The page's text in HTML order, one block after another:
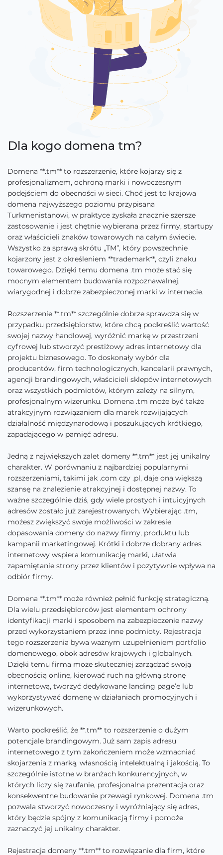
Dla kogo domena tm?
Domena **.tm** to rozszerzenie, które kojarzy się z
profesjonalizmem, ochroną marki i nowoczesnym
podejściem do obecności w sieci. Choć jest to krajowa
domena najwyższego poziomu przypisana
Turkmenistanowi, w praktyce zyskała znacznie szersze
zastosowanie i jest chętnie wybierana przez firmy, startupy
oraz właścicieli znaków towarowych na całym świecie.
Wszystko za sprawą skrótu „TM”, który powszechnie
kojarzony jest z określeniem **trademark**, czyli znaku
towarowego. Dzięki temu domena .tm może stać się
mocnym elementem budowania rozpoznawalnej,
wiarygodnej i dobrze zabezpieczonej marki w internecie.
Rozszerzenie **.tm** szczególnie dobrze sprawdza się w
przypadku przedsiębiorstw, które chcą podkreślić wartość
swojej nazwy handlowej, wyróżnić markę w przestrzeni
cyfrowej lub stworzyć prestiżowy adres internetowy dla
projektu biznesowego. To doskonały wybór dla
producentów, firm technologicznych, kancelarii prawnych,
agencji brandingowych, właścicieli sklepów internetowych
oraz wszystkich podmiotów, którym zależy na silnym,
profesjonalnym wizerunku. Domena .tm może być także
atrakcyjnym rozwiązaniem dla marek rozwijających
działalność międzynarodową i poszukujących krótkiego,
zapadającego w pamięć adresu.
Jedną z największych zalet domeny **.tm** jest jej unikalny
charakter. W porównaniu z najbardziej popularnymi
rozszerzeniami, takimi jak .com czy .pl, daje ona większą
szansę na znalezienie atrakcyjnej i dostępnej nazwy. To
ważne szczególnie dziś, gdy wiele prostych i intuicyjnych
adresów zostało już zarejestrowanych. Wybierając .tm,
możesz zwiększyć swoje możliwości w zakresie
dopasowania domeny do nazwy firmy, produktu lub
kampanii marketingowej. Krótki i dobrze dobrany adres
internetowy wspiera komunikację marki, ułatwia
zapamiętanie strony przez klientów i pozytywnie wpływa na
odbiór firmy.
Domena **.tm** może również pełnić funkcję strategiczną.
Dla wielu przedsiębiorców jest elementem ochrony
identyfikacji marki i sposobem na zabezpieczenie nazwy
przed wykorzystaniem przez inne podmioty. Rejestracja
tego rozszerzenia bywa ważnym uzupełnieniem portfolio
domenowego, obok adresów krajowych i globalnych.
Dzięki temu firma może skuteczniej zarządzać swoją
obecnością online, kierować ruch na główną stronę
internetową, tworzyć dedykowane landing page’e lub
wykorzystywać domenę w działaniach promocyjnych i
wizerunkowych.
Warto podkreślić, że **.tm** to rozszerzenie o dużym
potencjale brandingowym. Już sam zapis adresu
internetowego z tym zakończeniem może wzmacniać
skojarzenia z marką, własnością intelektualną i jakością. To
szczególnie istotne w branżach konkurencyjnych, w
których liczy się zaufanie, profesjonalna prezentacja oraz
konsekwentne budowanie przewagi rynkowej. Domena .tm
pozwala stworzyć nowoczesny i wyróżniający się adres,
który będzie spójny z komunikacją firmy i pomoże
zaznaczyć jej unikalny charakter.
Rejestracja domeny **.tm** to rozwiązanie dla firm, które